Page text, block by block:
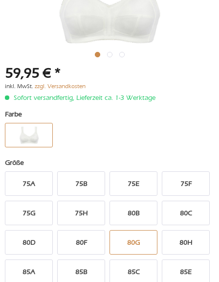
59,95 € *
inkl. MwSt. zzgl. Versandkosten
Sofort versandfertig, Lieferzeit ca. 1-3 Werktage
Farbe
Größe
75A 75B 75E 75F
75G 75H 80B 80C
80D 80F 80G 80H
85A 85B 85C 85E